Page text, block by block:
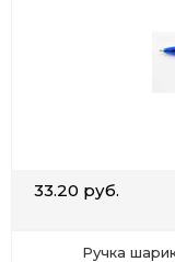
33.20 руб.
Ручка